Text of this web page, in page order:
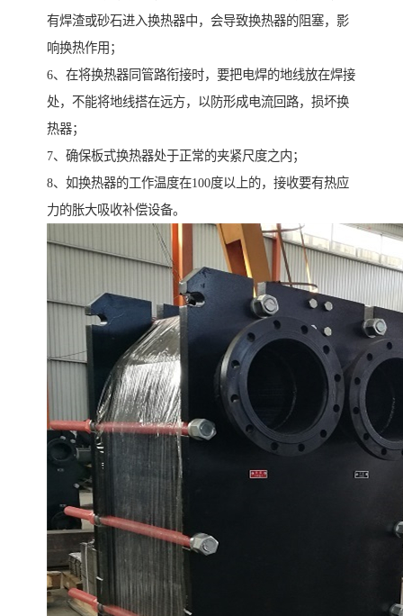
有焊渣或砂石进入换热器中，会导致换热器的阻塞，影
响换热作用；
6、在将换热器同管路衔接时，要把电焊的地线放在焊接
处，不能将地线搭在远方，以防形成电流回路，损坏换
热器；
7、确保板式换热器处于正常的夹紧尺度之内；
8、如换热器的工作温度在100度以上的，接收要有热应
力的胀大吸收补偿设备。